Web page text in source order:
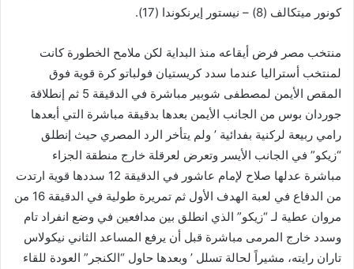
كونور ميتكالف (8) – نيستور إيرنكوندا (17).
منتخب مصر فرض أيقاعه منذ البداية لكن ملامح الخطورة كانت
لمنتخب أستراليا عندما سدد كريستيان فولباتو كرة قوية فوق
المقص الأيمن لمصطفى شوبير مباشرة في الدقيقة 5 ثم إنطلاقة
جوردان بوس من الجانب الأيمن بعدها بدقيقة مباشرة التي أبعدها
رامي ربيعة لركنية بفدائية ’ ولم يتأخر الرد المصري حيث إنطلق
“زيكو” في الجانب الأيسر وتعرض لعرقلة خارج منطقة الجزاء
مباشرة عدلها صلاح لإمام عاشور في الدقيقة 12 سددها قوية ارتدت
من الدفاع في لعبة الهدف الأول ثم تمريرة طولية في الدقيقة 16 من
مروان عطية لـ “زيكو” الذي انطلق بين مدافعين في وضع انفراد تام
وسدد خارج المرمى مباشرة قبل أن يرفع المساعد الثاني نيكولاس
تاران رايته، مشيراً لحالة تسلل ’ وبعدها حاول “الكنجر” العودة للقاء